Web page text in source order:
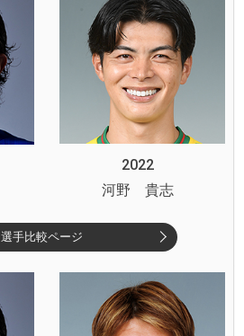
2022
河野 貴志
選手比較ページ